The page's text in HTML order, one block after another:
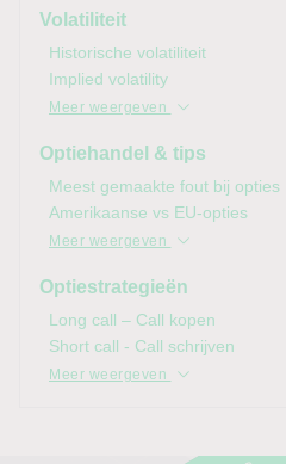
Volatiliteit
Historische volatiliteit
Implied volatility
Meer weergeven
Optiehandel & tips
Meest gemaakte fout bij opties
Amerikaanse vs EU-opties
Meer weergeven
Optiestrategieën
Long call – Call kopen
Short call - Call schrijven
Meer weergeven